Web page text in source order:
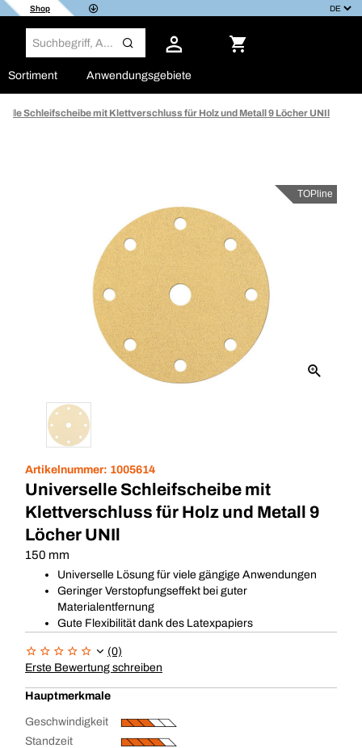
Shop
Sortiment Anwendungsgebiete
Schleifscheibe mit Klettverschluss für Holz und Metall 9 Löcher UNIl
TOPline
Artikelnummer: 1005614
Universelle Schleifscheibe mit
Klettverschluss für Holz und Metall 9
Löcher UNIl
150 mm
Universelle Lösung für viele gängige Anwendungen
Geringer Verstopfungseffekt bei guter
Materialentfernung
Gute Flexibilität dank des Latexpapiers
(0)
Erste Bewertung schreiben
Hauptmerkmale
Geschwindigkeit
Standzeit